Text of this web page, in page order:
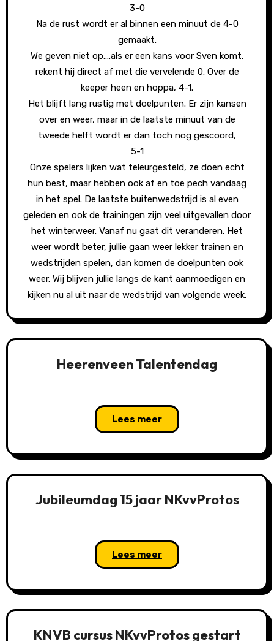
3-0
Na de rust wordt er al binnen een minuut de 4-0
gemaakt.
We geven niet op….als er een kans voor Sven komt,
rekent hij direct af met die vervelende 0. Over de
keeper heen en hoppa, 4-1.
Het blijft lang rustig met doelpunten. Er zijn kansen
over en weer, maar in de laatste minuut van de
tweede helft wordt er dan toch nog gescoord,
5-1
Onze spelers lijken wat teleurgesteld, ze doen echt
hun best, maar hebben ook af en toe pech vandaag
in het spel. De laatste buitenwedstrijd is al even
geleden en ook de trainingen zijn veel uitgevallen door
het winterweer. Vanaf nu gaat dit veranderen. Het
weer wordt beter, jullie gaan weer lekker trainen en
wedstrijden spelen, dan komen de doelpunten ook
weer. Wij blijven jullie langs de kant aanmoedigen en
kijken nu al uit naar de wedstrijd van volgende week.
Heerenveen Talentendag
Lees meer
Jubileumdag 15 jaar NKvvProtos
Lees meer
KNVB cursus NKvvProtos gestart